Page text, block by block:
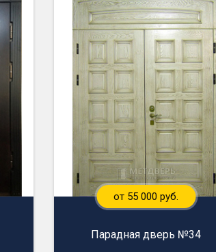
от 55 000 руб.
Парадная дверь №34